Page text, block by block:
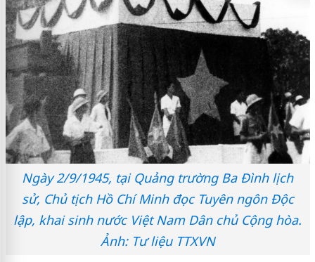
Ngày 2/9/1945, tại Quảng trường Ba Đình lịch
sử, Chủ tịch Hồ Chí Minh đọc Tuyên ngôn Độc
lập, khai sinh nước Việt Nam Dân chủ Cộng hòa.
Ảnh: Tư liệu TTXVN